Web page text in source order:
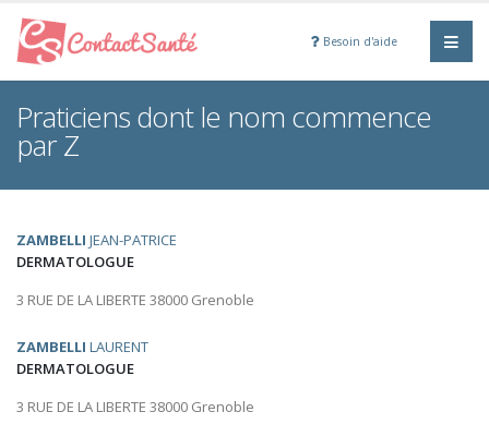
Besoin d'aide
Praticiens dont le nom commence
par Z
ZAMBELLI JEAN-PATRICE
DERMATOLOGUE
3 RUE DE LA LIBERTE 38000 Grenoble
ZAMBELLI LAURENT
DERMATOLOGUE
3 RUE DE LA LIBERTE 38000 Grenoble